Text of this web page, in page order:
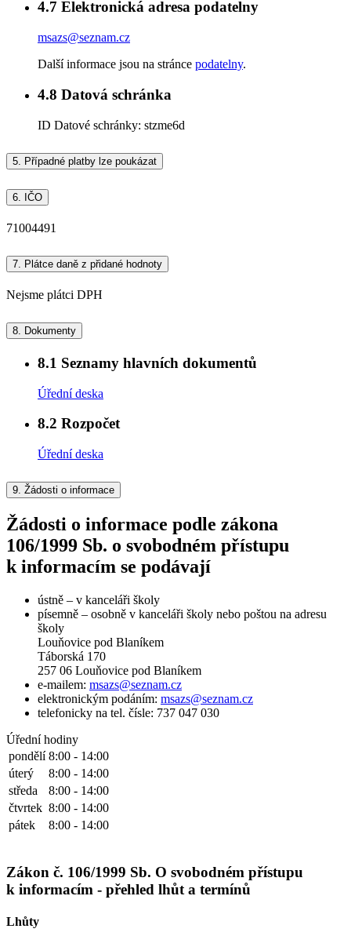
4.7 Elektronická adresa podatelny
msazs@seznam.cz
Další informace jsou na stránce podatelny.
4.8 Datová schránka
ID Datové schránky: stzme6d
5. Případné platby lze poukázat
6. IČO
71004491
7. Plátce daně z přidané hodnoty
Nejsme plátci DPH
8. Dokumenty
8.1 Seznamy hlavních dokumentů
Úřední deska
8.2 Rozpočet
Úřední deska
9. Žádosti o informace
Žádosti o informace podle zákona
106/1999 Sb. o svobodném přístupu
k informacím se podávají
ústně – v kanceláři školy
písemně – osobně v kanceláři školy nebo poštou na adresu
školy
Louňovice pod Blaníkem
Táborská 170
257 06 Louňovice pod Blaníkem
e-mailem: msazs@seznam.cz
elektronickým podáním: msazs@seznam.cz
telefonicky na tel. čísle: 737 047 030
Úřední hodiny
pondělí 8:00 - 14:00
úterý
8:00 - 14:00
středa
8:00 - 14:00
čtvrtek 8:00 - 14:00
pátek
8:00 - 14:00
Zákon č. 106/1999 Sb. O svobodném přístupu
k informacím - přehled lhůt a termínů
Lhůty